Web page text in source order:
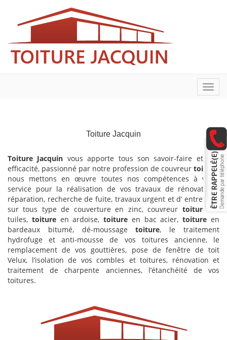
Toiture Jacquin
Toiture Jacquin vous apporte tous son savoir-faire et son
efficacité, passionné par notre profession de couvreur toiture
nous mettons en œuvre toutes nos compétences à votre
service pour la réalisation de vos travaux de rénovations,
réparation, recherche de fuite, travaux urgent et d’ entretiens
sur tous type de couverture en zinc, couvreur toiture
en
tuiles, toitureen ardoise,toiture en bac acier,toiture en
bardeaux bitumé, dé-moussagetoiture, le traitement
hydrofuge et anti-mousse de vos toitures ancienne, le
remplacement de vos gouttières, pose de fenêtre de toit
Velux, l’isolation de vos combles et toitures, rénovation et
traitement de charpente anciennes, l’étanchéité de vos
toitures.